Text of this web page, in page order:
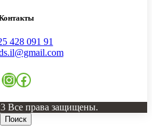
428 091 91
Instagram
Facebook
Все права защищены.
Поиск